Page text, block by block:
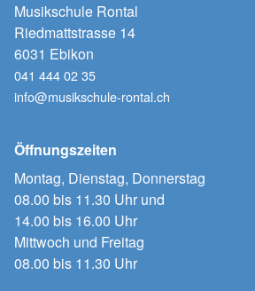
Musikschule Rontal
Riedmattstrasse 14
6031 Ebikon
041 444 02 35
info@musikschule-rontal.ch
Öffnungszeiten
Montag, Dienstag, Donnerstag
08.00 bis 11.30 Uhr und
14.00 bis 16.00 Uhr
Mittwoch und Freitag
08.00 bis 11.30 Uhr